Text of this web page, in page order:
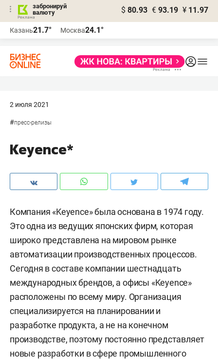
забронируй
валюту
$ 80.93 € 93.19 ¥ 11.97
Казань21.7° Москва24.1°
2 июля 2021
#пресс-релизы
Keyence*
Компания «Keyence» была основана в 1974 году.
Это одна из ведущих японских фирм, которая
широко представлена на мировом рынке
автоматизации производственных процессов.
Сегодня в составе компании шестнадцать
международных брендов, а офисы «Keyence»
расположены по всему миру. Организация
специализируется на планировании и
разработке продукта, а не на конечном
производстве, поэтому постоянно представляет
новые разработки в сфере промышленного